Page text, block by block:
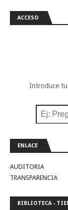
ACCESO
Introduce tu
ENLACE
AUDITORIA
TRANSPARENCIA
BIBLIOTECA -